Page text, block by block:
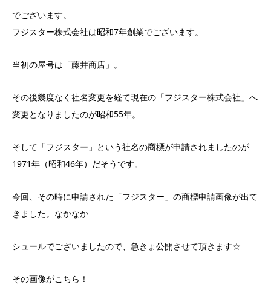
でございます。
フジスター株式会社は昭和7年創業でございます。
当初の屋号は「藤井商店」。
その後幾度なく社名変更を経て現在の「フジスター株式会社」へ
変更となりましたのが昭和55年。
そして「フジスター」という社名の商標が申請されましたのが
1971年（昭和46年）だそうです。
今回、その時に申請された「フジスター」の商標申請画像が出て
きました。なかなか
シュールでございましたので、急きょ公開させて頂きます☆
その画像がこちら！